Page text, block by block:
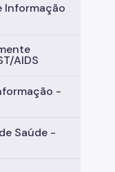
Informação
AIDS
-
Saúde -